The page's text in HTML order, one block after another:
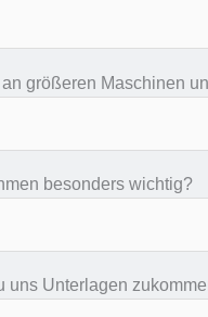
größeren Maschinen
besonders wichtig?
uns Unterlagen